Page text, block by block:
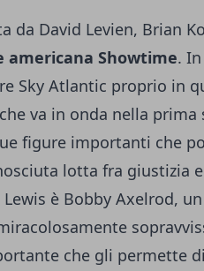
da David Levien, Brian
Showtime.
Sky Atlantic proprio in
va in onda nella prima
figure importanti che
lotta fra giustizia
è Bobby Axelrod,
che gli permette